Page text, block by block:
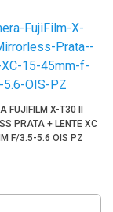
FUJIFILM X-T30 II
PRATA + LENTE XC
F/3.5-5.6 OIS PZ